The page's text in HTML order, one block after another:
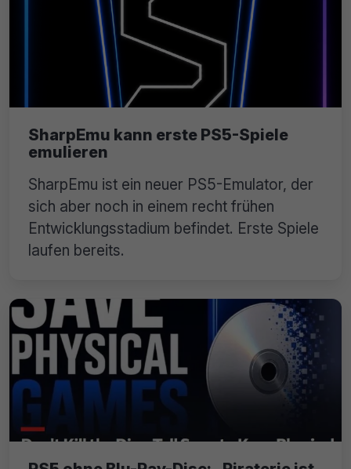
SharpEmu kann erste PS5-Spiele
emulieren
SharpEmu ist ein neuer PS5-Emulator, der
sich aber noch in einem recht frühen
Entwicklungsstadium befindet. Erste Spiele
laufen bereits.